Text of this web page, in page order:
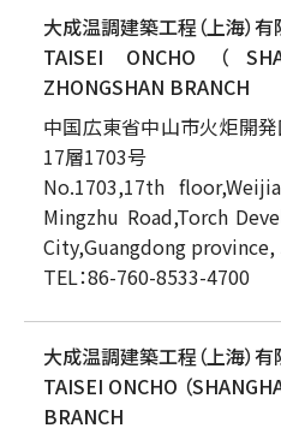
大成温調建築工程（上海）
TAISEI ONCHO （
ZHONGSHAN BRANCH
中国広東省中山市火炬開
17層1703号
No.1703,17th
Mingzhu Road,Torch
City,Guangdong province,
TEL：86-760-8533-4700
大成温調建築工程（上海）
TAISEI ONCHO （
BRANCH